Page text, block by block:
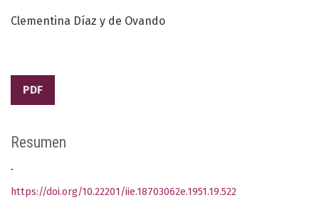
Clementina Díaz y de Ovando
PDF
Resumen
.
https://doi.org/10.22201/iie.18703062e.1951.19.522